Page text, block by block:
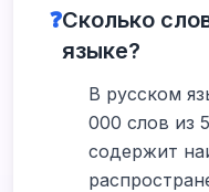
❓Сколько
языке?
В русском
000 слов из
содержит